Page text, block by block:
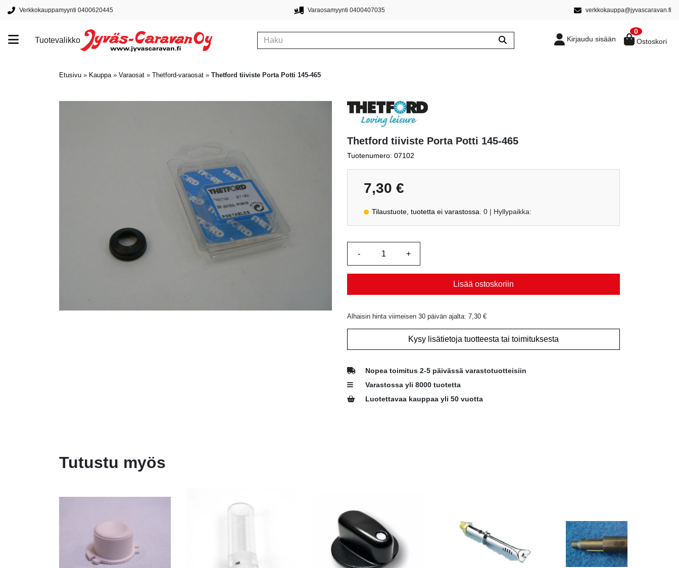
Verkkokauppamyynti 0400620445 Varaosamyynti 0400407035 verkkokauppa@jyvascaravan.fi
Tuotevalikko Kirjaudu sisään
0
Ostoskori
Etusivu » Kauppa» Varaosat » Thetford-varaosat » Thetford tiiviste Porta Potti 145-465
Thetford tiiviste Porta Potti 145-465
Tuotenumero: 07102
7,30 €
Tilaustuote, tuotetta ei varastossa. 0 | Hyllypaikka:
Lisää ostoskoriin
Alhaisin hinta viimeisen 30 päivän ajalta: 7,30 €
Kysy lisätietoja tuotteesta tai toimituksesta
Nopea toimitus 2-5 päivässä varastotuotteisiin
Varastossa yli 8000 tuotetta
Luotettavaa kauppaa yli 50 vuotta
Tutustu myös